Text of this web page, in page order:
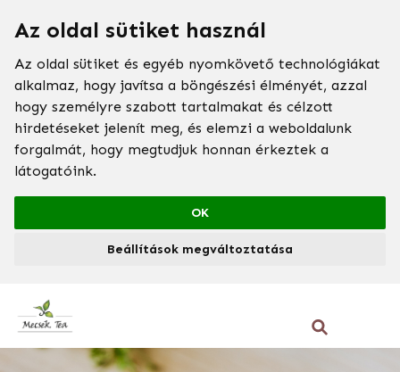
Az oldal sütiket használ
Az oldal sütiket és egyéb nyomkövető technológiákat
alkalmaz, hogy javítsa a böngészési élményét, azzal
hogy személyre szabott tartalmakat és célzott
hirdetéseket jelenít meg, és elemzi a weboldalunk
forgalmát, hogy megtudjuk honnan érkeztek a
látogatóink.
OK
Beállítások megváltoztatása